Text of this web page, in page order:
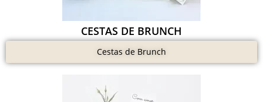
CESTAS DE BRUNCH
Cestas de Brunch